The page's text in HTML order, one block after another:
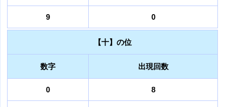
9 0
【十】の位
数字 出現回数
0 8